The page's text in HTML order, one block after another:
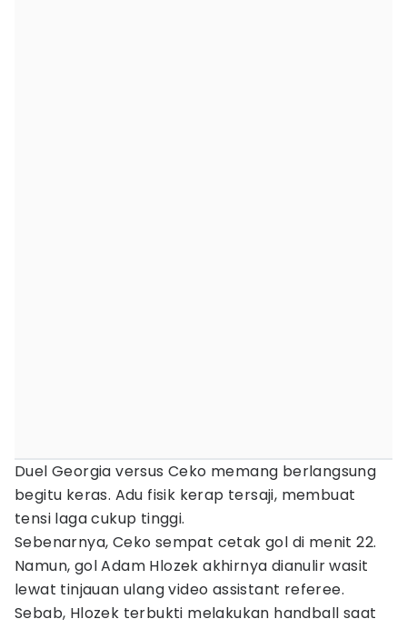
Duel Georgia versus Ceko memang berlangsung
begitu keras. Adu fisik kerap tersaji, membuat
tensi laga cukup tinggi.
Sebenarnya, Ceko sempat cetak gol di menit 22.
Namun, gol Adam Hlozek akhirnya dianulir wasit
lewat tinjauan ulang video assistant referee.
Sebab, Hlozek terbukti melakukan handball saat